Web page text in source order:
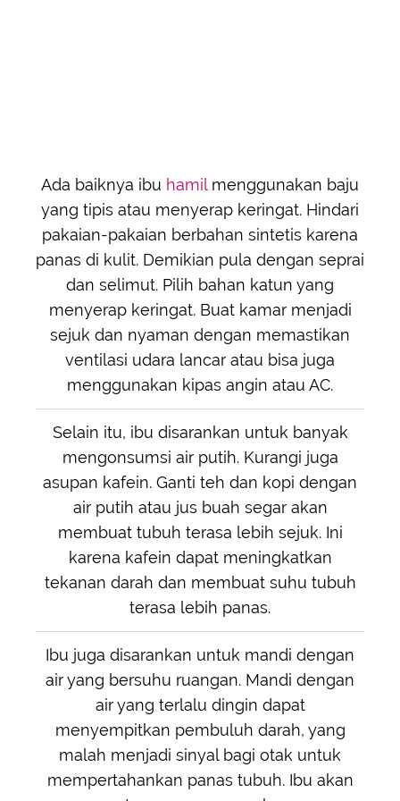
Ada baiknya ibu hamilmenggunakan baju
yang tipis atau menyerap keringat. Hindari
pakaian-pakaian berbahan sintetis karena
panas di kulit. Demikian pula dengan seprai
dan selimut. Pilih bahan katun yang
menyerap keringat. Buat kamar menjadi
sejuk dan nyaman dengan memastikan
ventilasi udara lancar atau bisa juga
menggunakan kipas angin atau AC.
Selain itu, ibu disarankan untuk banyak
mengonsumsi air putih. Kurangi juga
asupan kafein. Ganti teh dan kopi dengan
air putih atau jus buah segar akan
membuat tubuh terasa lebih sejuk. Ini
karena kafein dapat meningkatkan
tekanan darah dan membuat suhu tubuh
terasa lebih panas.
Ibu juga disarankan untuk mandi dengan
air yang bersuhu ruangan. Mandi dengan
air yang terlalu dingin dapat
menyempitkan pembuluh darah, yang
malah menjadi sinyal bagi otak untuk
mempertahankan panas tubuh. Ibu akan